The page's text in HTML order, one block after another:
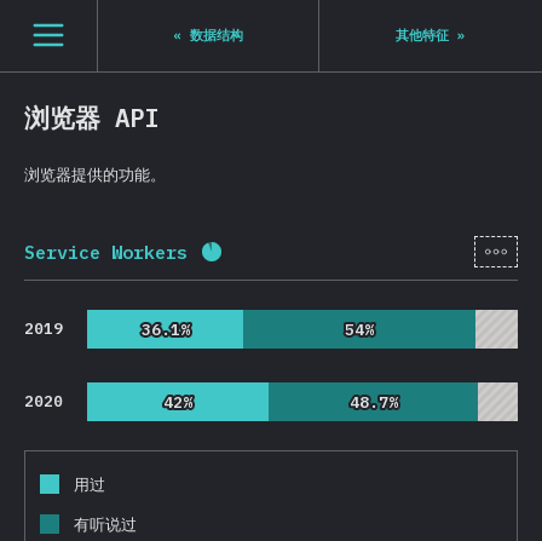
[zh-Hans] general.open_nav
« 数据结构 其他特征 »
浏览器 API
浏览器提供的功能。
Service Workers 完成率: [zh-
2019 36.1%
36.1% 54%
54%
2020 42%
42% 48.7%
48.7%
用过
有听说过